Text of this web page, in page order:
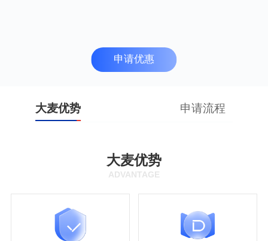
申请优惠
大麦优势 申请流程
大麦优势
ADVANTAGE